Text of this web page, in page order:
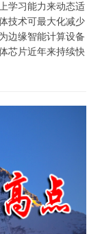
学习能力来动态适
技术可最大化减少
边缘智能计算设备
芯片近年来持续快